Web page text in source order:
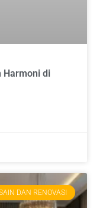
Harmoni di
DAN RENOVASI